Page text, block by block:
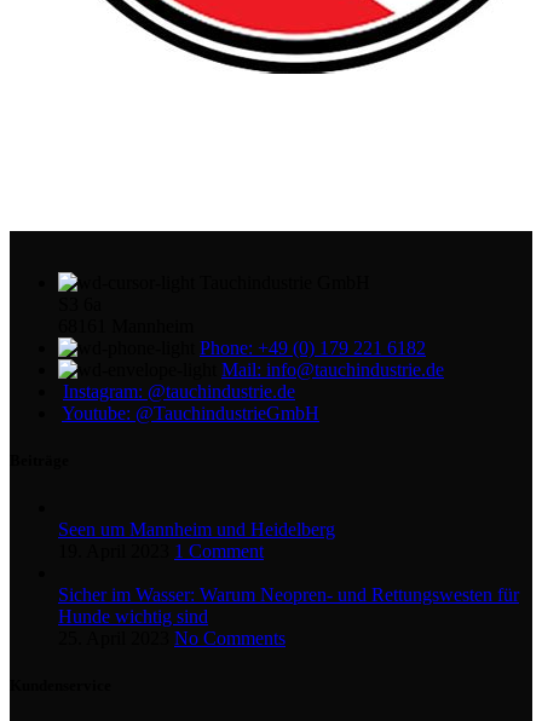
Phone: +49 (0) 179 221 6182
Mail: info@tauchindustrie.de
Instagram: @tauchindustrie.de
Youtube: @TauchindustrieGmbH
Seen um Mannheim und Heidelberg
1 Comment
Sicher im Wasser: Warum Neopren- und Rettungswesten für
Hunde wichtig sind
No Comments